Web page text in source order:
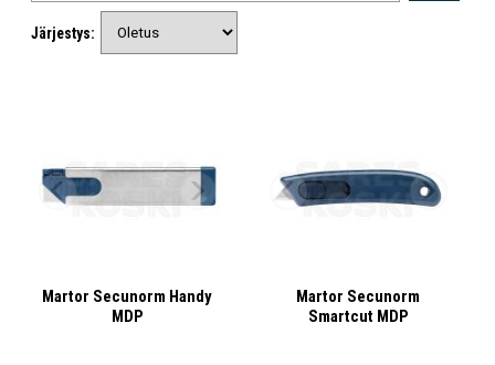
Järjestys:
Martor Secunorm Handy
MDP
Martor Secunorm
Smartcut MDP